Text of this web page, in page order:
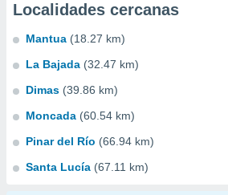
Localidades cercanas
Mantua (18.27 km)
La Bajada (32.47 km)
Dimas (39.86 km)
Moncada (60.54 km)
Pinar del Río (66.94 km)
Santa Lucía (67.11 km)